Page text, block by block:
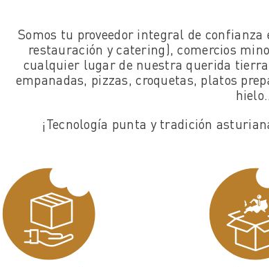
Somos tu proveedor integral de confianza
restauración y catering), comercios
cualquier lugar de nuestra querida tierra
empanadas, pizzas, croquetas, platos
hielo…
¡Tecnología punta y tradición